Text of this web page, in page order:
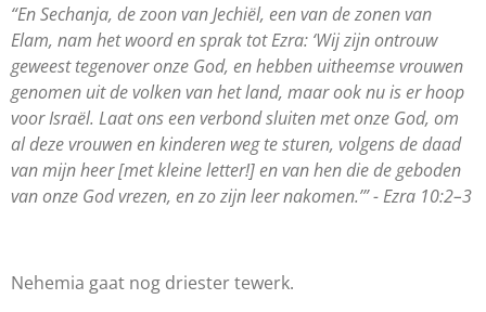
“En Sechanja, de zoon van Jechiël, een van de zonen van
Elam, nam het woord en sprak tot Ezra: ‘Wij zijn ontrouw
geweest tegenover onze God, en hebben uitheemse vrouwen
genomen uit de volken van het land, maar ook nu is er hoop
voor Israël. Laat ons een verbond sluiten met onze God, om
al deze vrouwen en kinderen weg te sturen, volgens de daad
van mijn heer [met kleine letter!] en van hen die de geboden
van onze God vrezen, en zo zijn leer nakomen.’” - Ezra 10:2–3
Nehemia gaat nog driester tewerk.